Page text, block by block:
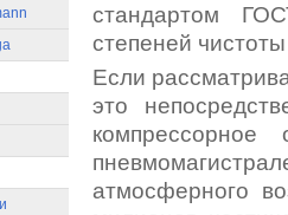
стандартом
степеней
Если
это
компрессорное
атмосферного